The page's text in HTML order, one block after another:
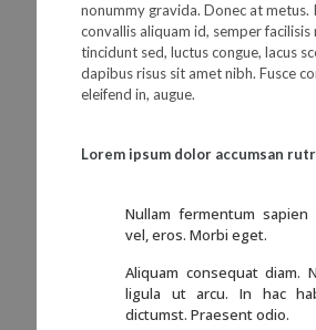
nonummy gravida. Donec at metus.
convallis aliquam id, semper facilisis
tincidunt sed, luctus congue, lacus
dapibus risus sit amet nibh. Fusce
eleifend in, augue.
Lorem ipsum dolor accumsan
Nullam fermentum sapien
vel, eros. Morbi eget.
Aliquam consequat diam.
ligula ut arcu. In hac
dictumst. Praesent odio.